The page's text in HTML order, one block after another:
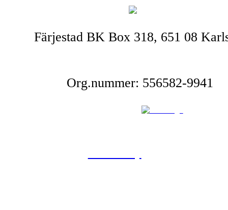
Färjestad BK Box 318, 651 08
Org.nummer: 556582-9941